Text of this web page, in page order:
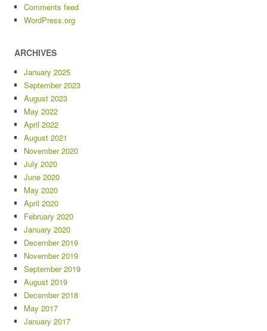
Comments feed
WordPress.org
ARCHIVES
January 2025
September 2023
August 2023
May 2022
April 2022
August 2021
November 2020
July 2020
June 2020
May 2020
April 2020
February 2020
January 2020
December 2019
November 2019
September 2019
August 2019
December 2018
May 2017
January 2017